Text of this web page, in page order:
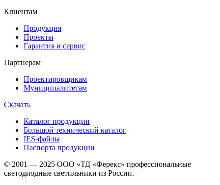
Клиентам
Продукция
Проекты
Гарантия и сервис
Партнерам
Проектировщикам
Муниципалитетам
Скачать
Каталог продукции
Большой технический каталог
IES-файлы
Паспорта продукции
© 2001 — 2025 ООО «ТД «Ферекс» профессиональные
светодиодные светильники из России.